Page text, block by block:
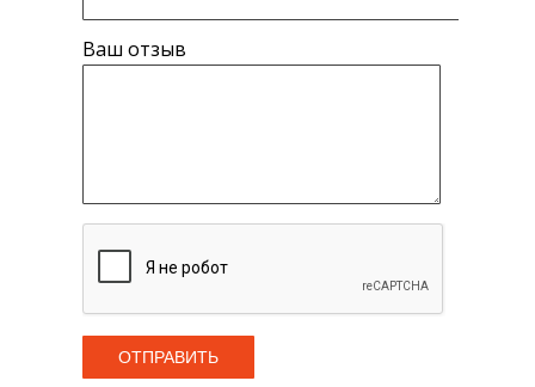
Ваш отзыв